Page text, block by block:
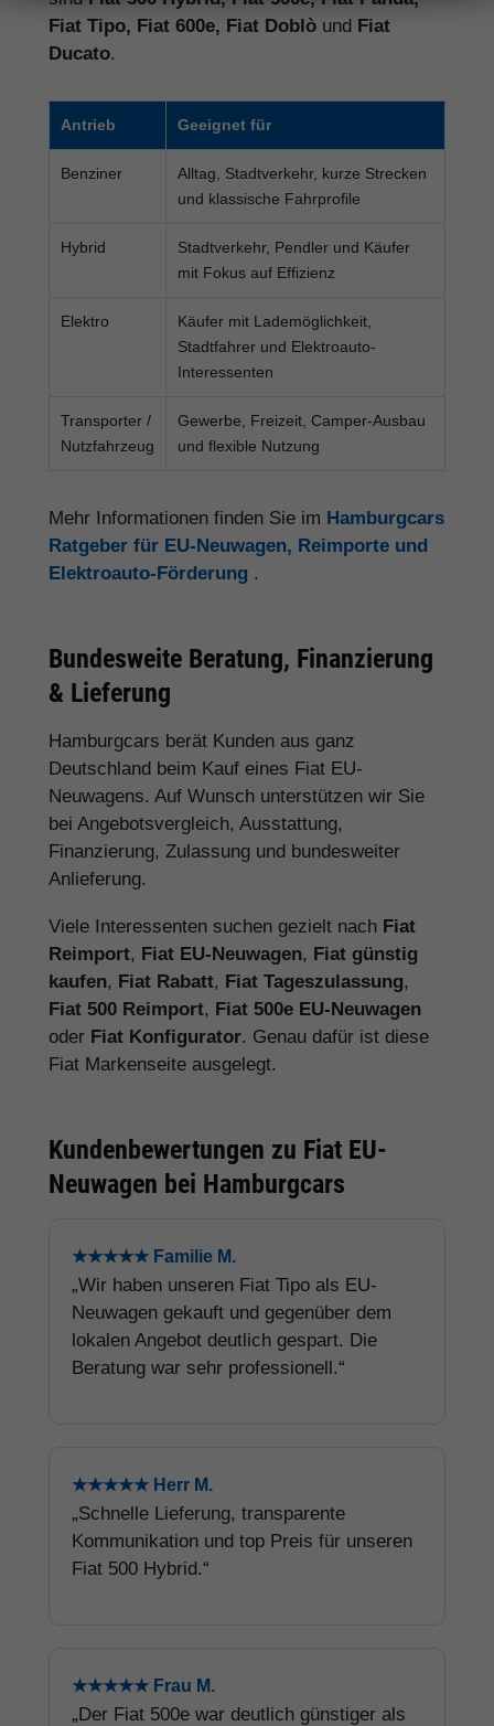
Fiat Tipo, Fiat 600e, Fiat Doblò und Fiat
Ducato.
Antrieb Geeignet für
Benziner
Alltag, Stadtverkehr, kurze Strecken
und klassische Fahrprofile
Hybrid
Stadtverkehr, Pendler und Käufer
mit Fokus auf Effizienz
Elektro
Käufer mit Lademöglichkeit,
Stadtfahrer und Elektroauto-
Interessenten
Transporter /
Nutzfahrzeug
Gewerbe, Freizeit, Camper-Ausbau
und flexible Nutzung
Mehr Informationen finden Sie im Hamburgcars
Ratgeber für EU-Neuwagen, Reimporte und
Elektroauto-Förderung .
Bundesweite Beratung, Finanzierung
& Lieferung
Hamburgcars berät Kunden aus ganz
Deutschland beim Kauf eines Fiat EU-
Neuwagens. Auf Wunsch unterstützen wir Sie
bei Angebotsvergleich, Ausstattung,
Finanzierung, Zulassung und bundesweiter
Anlieferung.
Viele Interessenten suchen gezielt nach Fiat
Reimport, Fiat EU-Neuwagen, Fiat günstig
kaufen, Fiat Rabatt, Fiat Tageszulassung,
Fiat 500 Reimport, Fiat 500e EU-Neuwagen
oder Fiat Konfigurator. Genau dafür ist diese
Fiat Markenseite ausgelegt.
Kundenbewertungen zu Fiat EU-
Neuwagen bei Hamburgcars
★★★★★ Familie M.
„Wir haben unseren Fiat Tipo als EU-
Neuwagen gekauft und gegenüber dem
lokalen Angebot deutlich gespart. Die
Beratung war sehr professionell.“
★★★★★ Herr M.
„Schnelle Lieferung, transparente
Kommunikation und top Preis für unseren
Fiat 500 Hybrid.“
★★★★★ Frau M.
„Der Fiat 500e war deutlich günstiger als